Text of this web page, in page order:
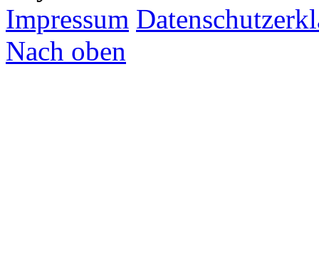
Impressum
Nach oben